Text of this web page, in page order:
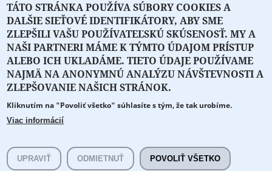
Všetky práva vyhradené.
Created by
O PORTÁLI O DRUŽSTVE SPONZORI KONTAKT
Projekt z verejných fondov podporil
Cookie preferencie
literat@literat.sk
TÁTO STRÁNKA POUŽÍVA SÚBORY COOKIES A
DALŠIE SIEŤOVÉ IDENTIFIKÁTORY, ABY SME
ZLEPŠILI VAŠU POUŽÍVATEĽSKÚ SKÚSENOSŤ. MY A
NAŠI PARTNERI MÁME K TÝMTO ÚDAJOM PRÍSTUP
ALEBO ICH UKLADÁME. TIETO ÚDAJE POUŽÍVAME
NAJMÄ NA ANONYMNÚ ANALÝZU NÁVŠTEVNOSTI A
ZLEPŠOVANIE NAŠICH STRÁNOK.
Kliknutím na "Povoliť všetko" súhlasíte s tým, že tak urobíme.
Viac informácií
UPRAVIŤ ODMIETNUŤ POVOLIŤ VŠETKO